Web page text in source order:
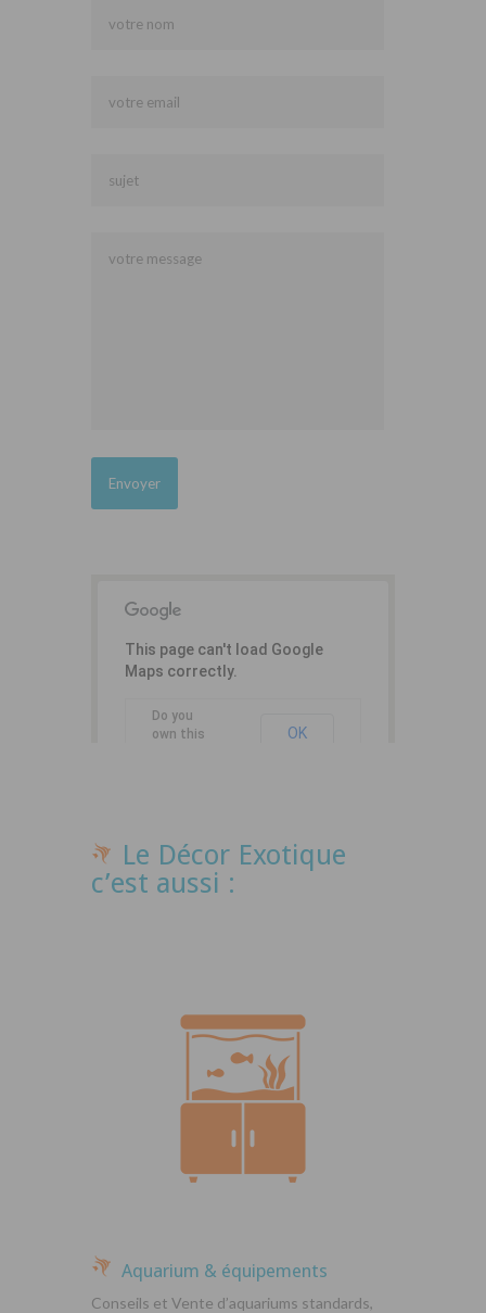
This page can't load Google
Maps correctly.
Do you
own this
OK
Le Décor Exotique
c’est aussi :
Aquarium & équipements
Conseils et Vente d’aquariums standards,